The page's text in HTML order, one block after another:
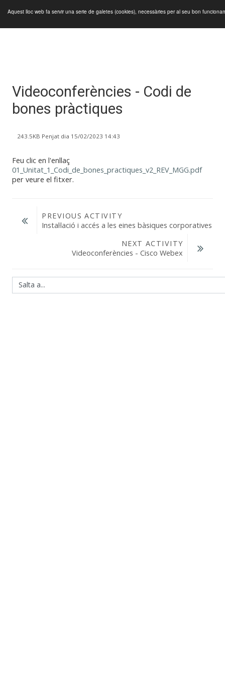
Aquest lloc web fa servir una serie de galetes (cookies), necessàries per al seu bon
Panell lateral
Videoconferències - Codi de
bones pràctiques
243.5KB Penjat dia 15/02/2023 14:43
Feu clic en l'enllaç
01_Unitat_1_Codi_de_bones_practiques_v2_REV_MGG.pdf
per veure el fitxer.
PREVIOUS ACTIVITY
Instal·lació i accés a les eines bàsiques corporatives
NEXT ACTIVITY
Videoconferències - Cisco Webex
Salta a...